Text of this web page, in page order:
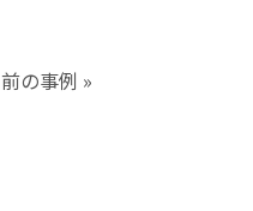
前の事例 »